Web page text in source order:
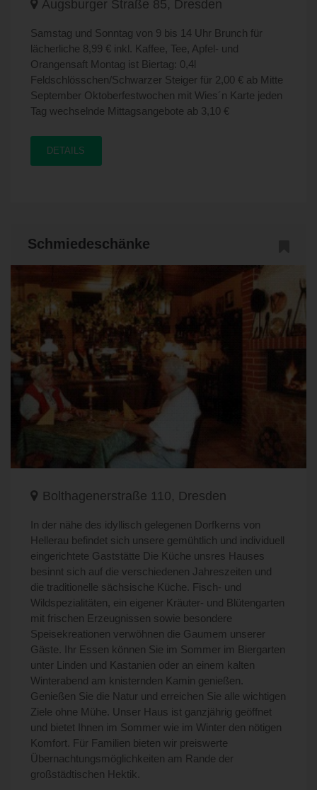
Augsburger Straße 85, Dresden
Samstag und Sonntag von 9 bis 14 Uhr Brunch für
lächerliche 8,99 € inkl. Kaffee, Tee, Apfel- und
Orangensaft Montag ist Biertag: 0,4l
Feldschlösschen/Schwarzer Steiger für 2,00 € ab Mitte
September Oktoberfestwochen mit Wies´n Karte jeden
Tag wechselnde Mittagsangebote ab 3,10 €
DETAILS
Schmiedeschänke
Bolthagenerstraße 110, Dresden
In der nähe des idyllisch gelegenen Dorfkerns von
Hellerau befindet sich unsere gemühtlich und individuell
eingerichtete Gaststätte Die Küche unsres Hauses
besinnt sich auf die verschiedenen Jahreszeiten und
die traditionelle sächsische Küche. Fisch- und
Wildspezialitäten, ein eigener Kräuter- und Blütengarten
mit frischen Erzeugnissen sowie besondere
Speisekreationen verwöhnen die Gaumem unserer
Gäste. Ihr Essen können Sie im Sommer im Biergarten
unter Linden und Kastanien oder an einem kalten
Winterabend am knisternden Kamin genießen.
Genießen Sie die Natur und erreichen Sie alle wichtigen
Ziele ohne Mühe. Unser Haus ist ganzjährig geöffnet
und bietet Ihnen im Sommer wie im Winter den nötigen
Komfort. Für Familien bieten wir preiswerte
Übernachtungsmöglichkeiten am Rande der
großstädtischen Hektik.